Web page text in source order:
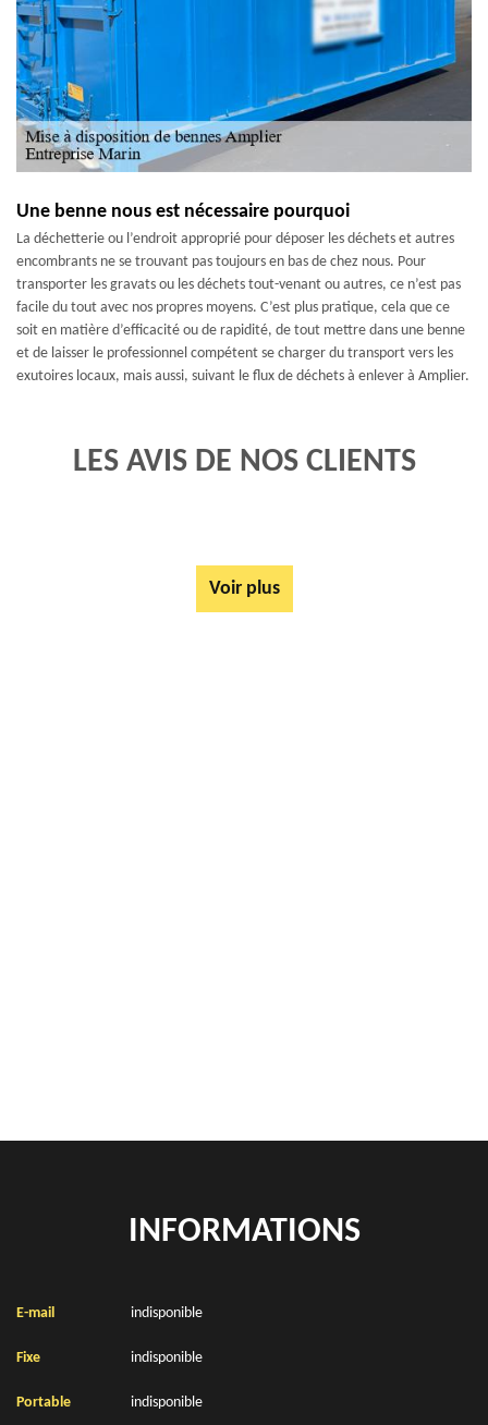
Une benne nous est nécessaire pourquoi
La déchetterie ou l’endroit approprié pour déposer les déchets et autres
encombrants ne se trouvant pas toujours en bas de chez nous. Pour
transporter les gravats ou les déchets tout-venant ou autres, ce n’est pas
facile du tout avec nos propres moyens. C’est plus pratique, cela que ce
soit en matière d’efficacité ou de rapidité, de tout mettre dans une benne
et de laisser le professionnel compétent se charger du transport vers les
exutoires locaux, mais aussi, suivant le flux de déchets à enlever à Amplier.
LES AVIS DE NOS CLIENTS
Voir plus
INFORMATIONS
E-mail indisponible
Fixe indisponible
Portable indisponible